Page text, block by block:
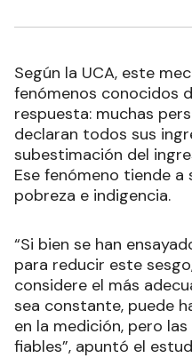
Según la UCA, este
fenómenos conocidos
respuesta: muchas
declaran todos sus
subestimación del
Ese fenómeno tiende
pobreza e indigencia.
“Si bien se han
para reducir este
considere el más
sea constante, puede
en la medición, pero
fiables”, apuntó el